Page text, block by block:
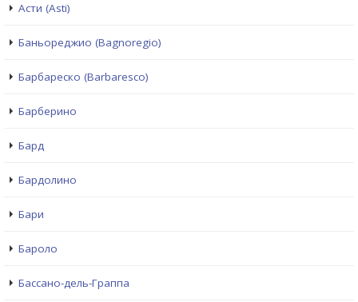
Асти (Asti)
Баньореджио (Bagnoregio)
Барбареско (Barbaresco)
Барберино
Бард
Бардолино
Бари
Бароло
Бассано-дель-Граппа